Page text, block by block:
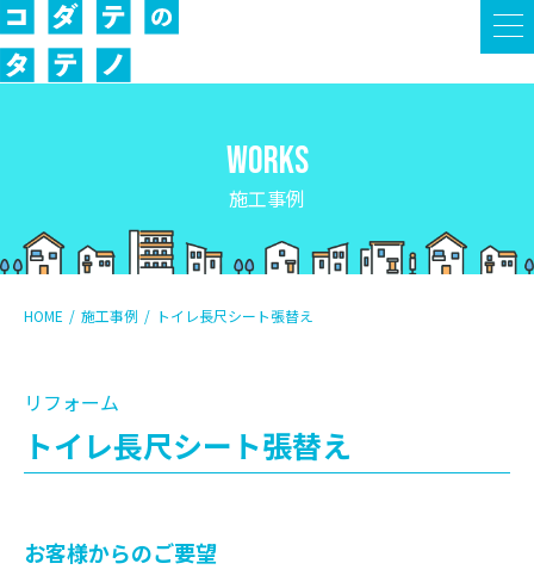
WORKS
施工事例
HOME 施工事例 トイレ長尺シート張替え
リフォーム
トイレ長尺シート張替え
お客様からのご要望